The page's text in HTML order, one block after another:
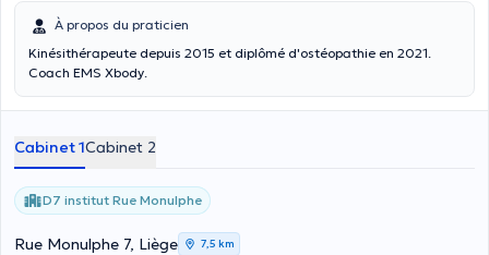
À propos du praticien
Kinésithérapeute depuis 2015 et diplômé d'ostéopathie en 2021.
Coach EMS Xbody.
Cabinet 1Cabinet 2
D7 institut Rue Monulphe
Rue Monulphe 7, Liège 7,5 km